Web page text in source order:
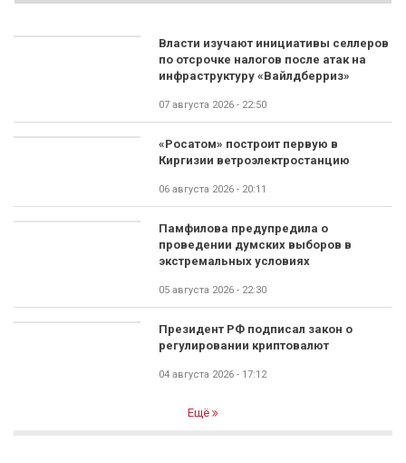
Власти изучают инициативы селлеров
по отсрочке налогов после атак на
инфраструктуру «Вайлдберриз»
07 августа 2026 - 22:50
«Росатом» построит первую в
Киргизии ветроэлектростанцию
06 августа 2026 - 20:11
Памфилова предупредила о
проведении думских выборов в
экстремальных условиях
05 августа 2026 - 22:30
Президент РФ подписал закон о
регулировании криптовалют
04 августа 2026 - 17:12
Ещё